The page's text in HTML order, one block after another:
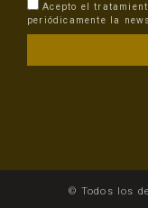
Acepto el
periódicamente la
© Todos los